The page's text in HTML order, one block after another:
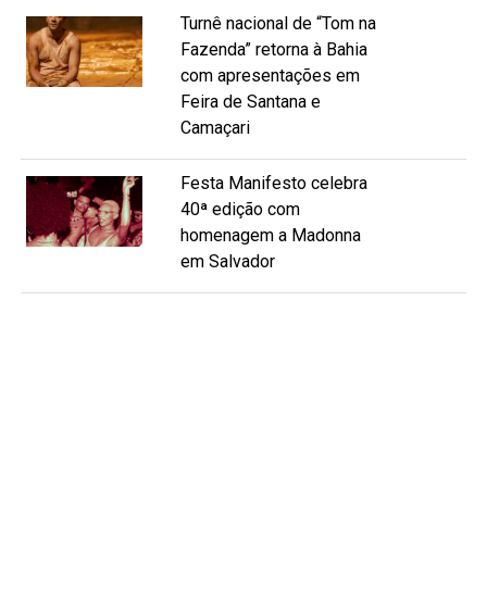
Turnê nacional de “Tom na
Fazenda” retorna à Bahia
com apresentações em
Feira de Santana e
Camaçari
Festa Manifesto celebra
40ª edição com
homenagem a Madonna
em Salvador